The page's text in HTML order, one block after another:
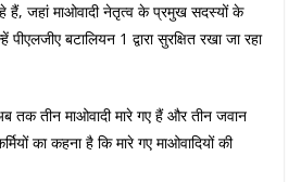
हैं, जहां माओवादी नेतृत्व के प्रमुख सदस्यों के
बटालियन 1 द्वारा सुरक्षित रखा जा रहा
तक तीन माओवादी मारे गए हैं और तीन जवान
का कहना है कि मारे गए माओवादियों की